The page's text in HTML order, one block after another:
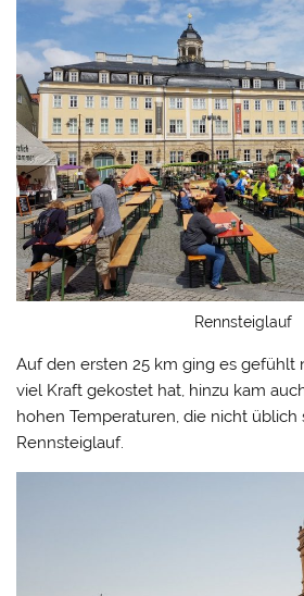
Rennsteiglauf
Auf den ersten 25 km ging es gefühlt
viel Kraft gekostet hat, hinzu kam
hohen Temperaturen, die nicht üblich
Rennsteiglauf.